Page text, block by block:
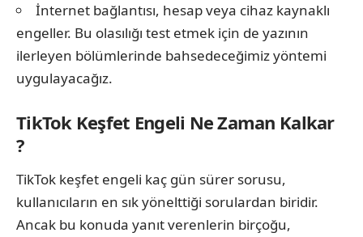
İnternet bağlantısı, hesap veya cihaz kaynaklı
engeller. Bu olasılığı test etmek için de yazının
ilerleyen bölümlerinde bahsedeceğimiz yöntemi
uygulayacağız.
TikTok Keşfet Engeli Ne Zaman Kalkar
?
TikTok keşfet engeli kaç gün sürer sorusu,
kullanıcıların en sık yönelttiği sorulardan biridir.
Ancak bu konuda yanıt verenlerin birçoğu,